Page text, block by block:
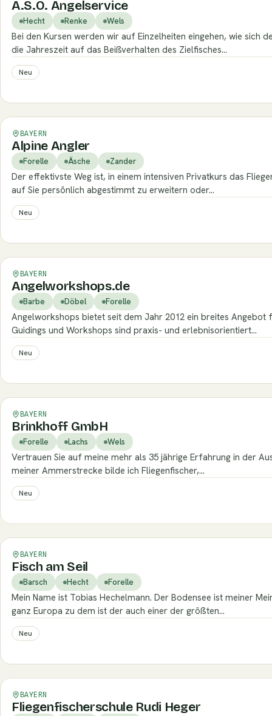
A.S.O. Angelservice
Hecht Renke Wels
Bei den Kursen werden wir auf Einzelheiten eingehen, wie sich
die Jahreszeit auf das Beißverhalten des Zielfisches…
Neu
BAYERN
Alpine Angler
Forelle Äsche Zander
Der effektivste Weg ist, in einem intensiven Privatkurs das
auf Sie persönlich abgestimmt zu erweitern oder…
Neu
BAYERN
Angelworkshops.de
Barbe Döbel Forelle
Angelworkshops bietet seit dem Jahr 2012 ein breites Angebot
Guidings und Workshops sind praxis- und erlebnisorientiert…
Neu
BAYERN
Brinkhoff GmbH
Forelle Lachs Wels
Vertrauen Sie auf meine mehr als 35 jährige Erfahrung in der
meiner Ammerstrecke bilde ich Fliegenfischer,…
Neu
BAYERN
Fisch am Seil
Barsch Hecht Forelle
Mein Name ist Tobias Hechelmann. Der Bodensee ist meiner
ganz Europa zu dem ist der auch einer der größten…
Neu
BAYERN
Fliegenfischerschule Rudi Heger